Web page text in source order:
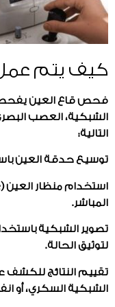
كيف يتم
فحص قاع العين يفحص
الشبكية، العصب
التالية:
توسيع حدقة العين
المباشر.
لتوثيق الحالة.
تقييم النتائج للكشف
الشبكية السكري، أو